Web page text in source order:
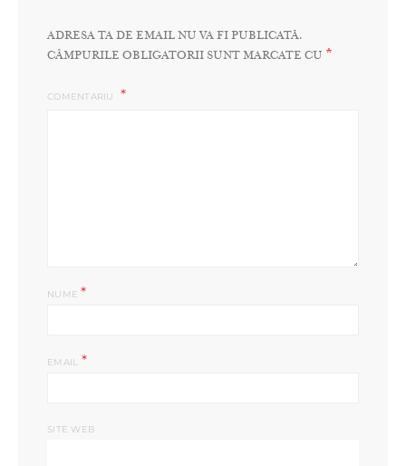
ADRESA TA DE EMAIL NU VA FI PUBLICATĂ.
CÂMPURILE OBLIGATORII SUNT MARCATE CU *
COMENTARIU
NUME*
EMAIL *
SITE WEB